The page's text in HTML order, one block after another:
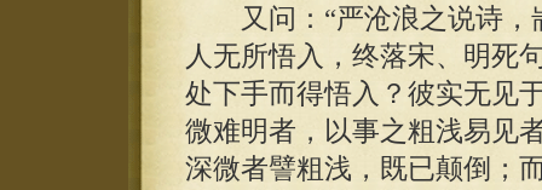
又问：“严沧浪之说诗，
人无所悟入，终落宋、明死
处下手而得悟入？彼实无见
微难明者，以事之粗浅易见
深微者譬粗浅，既已颠倒；